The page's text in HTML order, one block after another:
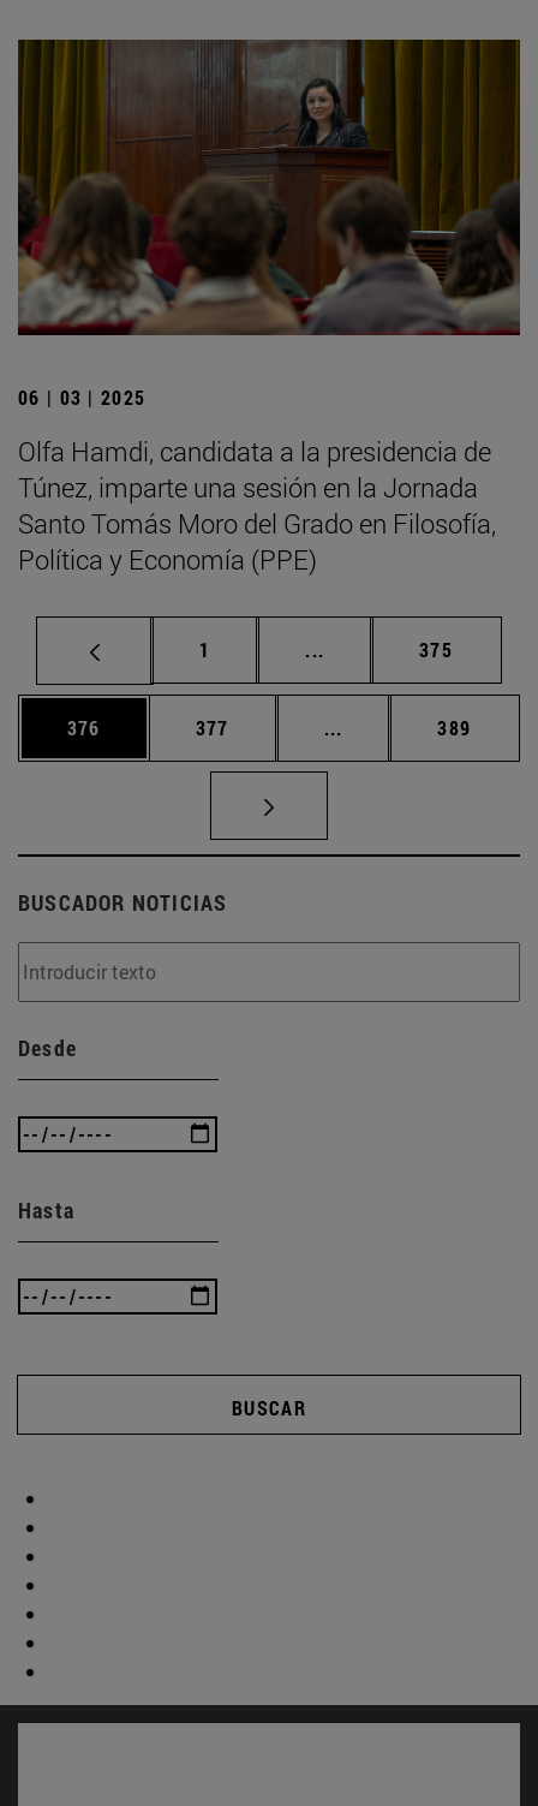
06 | 03 | 2025
Olfa Hamdi, candidata a la presidencia de
Túnez, imparte una sesión en la Jornada
Santo Tomás Moro del Grado en Filosofía,
Política y Economía (PPE)
Página
1 ... Páginas intermedias
Página
375
Página
376 Página
377 ... Páginas intermedias
Página
389
BUSCADOR NOTICIAS
Desde
Hasta
BUSCAR